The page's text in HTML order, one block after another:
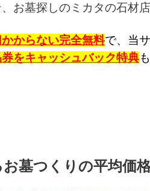
お墓探しのミカタの石材
からない完全無料で、当
をキャッシュバック特典
墓つくりの平均価